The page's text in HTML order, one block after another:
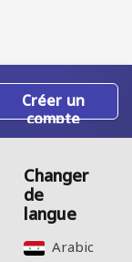
Créer un
compte
Changer
de
langue
Arabic‎